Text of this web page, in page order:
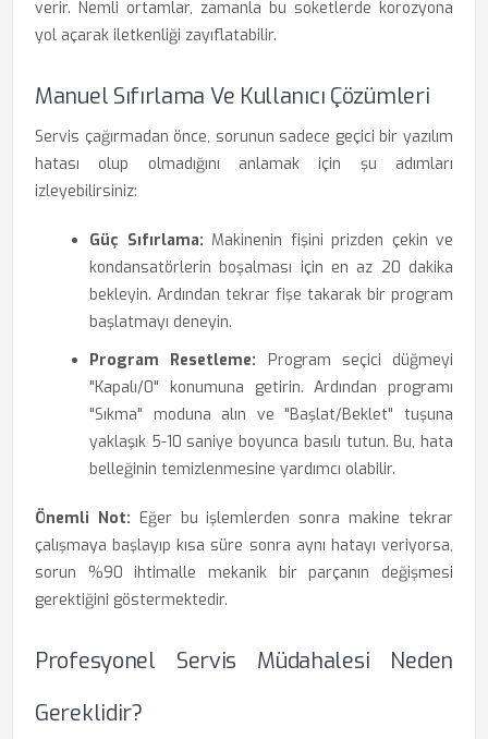
verir. Nemli ortamlar, zamanla bu soketlerde korozyona
yol açarak iletkenliği zayıflatabilir.
Manuel Sıfırlama Ve Kullanıcı Çözümleri
Servis çağırmadan önce, sorunun sadece geçici bir yazılım
hatası olup olmadığını anlamak için şu adımları
izleyebilirsiniz:
Güç Sıfırlama: Makinenin fişini prizden çekin ve
kondansatörlerin boşalması için en az 20 dakika
bekleyin. Ardından tekrar fişe takarak bir program
başlatmayı deneyin.
Program Resetleme: Program seçici düğmeyi
"Kapalı/0" konumuna getirin. Ardından programı
"Sıkma" moduna alın ve "Başlat/Beklet" tuşuna
yaklaşık 5-10 saniye boyunca basılı tutun. Bu, hata
belleğinin temizlenmesine yardımcı olabilir.
Önemli Not: Eğer bu işlemlerden sonra makine tekrar
çalışmaya başlayıp kısa süre sonra aynı hatayı veriyorsa,
sorun %90 ihtimalle mekanik bir parçanın değişmesi
gerektiğini göstermektedir.
Profesyonel Servis Müdahalesi Neden
Gereklidir?